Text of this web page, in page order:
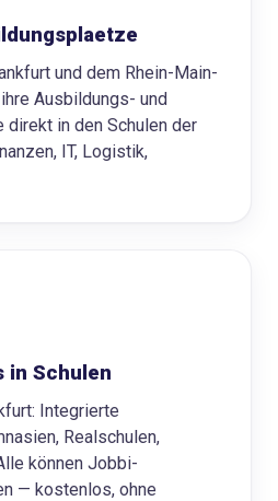
und dem Rhein-Main-
Ausbildungs- und
direkt in den Schulen der
IT, Logistik,
in Schulen
Integrierte
Realschulen,
können Jobbi-
— kostenlos, ohne